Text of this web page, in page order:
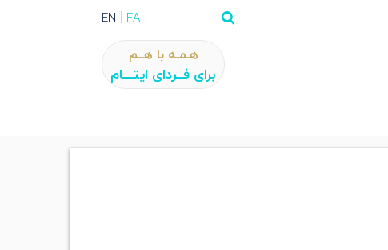
FA
EN
هـمـه با هــم
برای فــردای ایتـــام